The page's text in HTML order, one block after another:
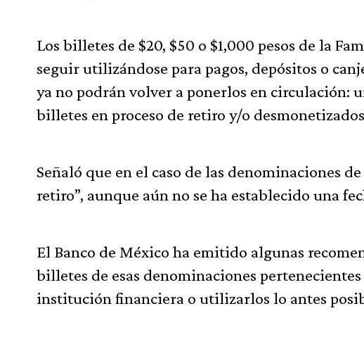
Los billetes de $20, $50 o $1,000 pesos de la
seguir utilizándose para pagos, depósitos o
ya no podrán volver a ponerlos en circulación:
billetes en proceso de retiro y/o
Señaló que en el caso de las denominaciones
retiro”, aunque aún no se ha establecido una
El Banco de México ha emitido algunas
billetes de esas denominaciones
institución financiera o utilizarlos lo antes